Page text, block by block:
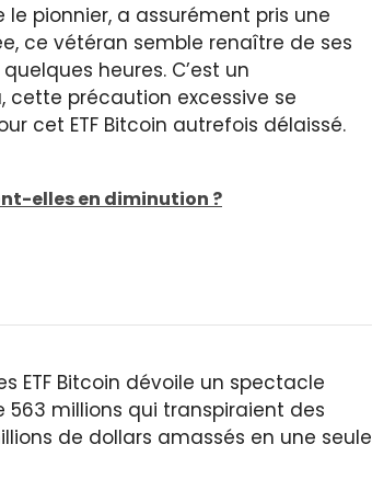
le pionnier, a assurément pris une
ce vétéran semble renaître de ses
heures. C’est un
précaution excessive se
cet ETF Bitcoin autrefois délaissé.
elles en diminution ?
ETF Bitcoin dévoile un spectacle
563 millions qui transpiraient des
de dollars amassés en une seule